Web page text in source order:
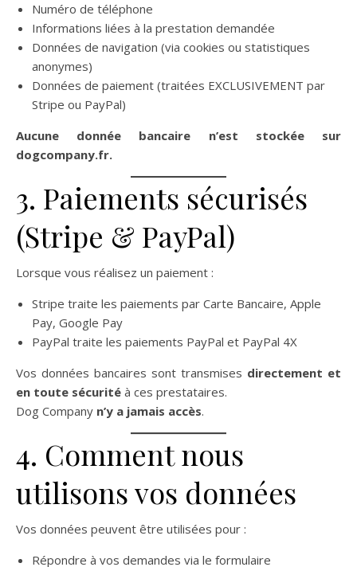
Numéro de téléphone
Informations liées à la prestation demandée
Données de navigation (via cookies ou statistiques
anonymes)
Données de paiement (traitées EXCLUSIVEMENT par
Stripe ou PayPal)
Aucune donnée bancaire n’est stockée sur
dogcompany.fr.
3. Paiements sécurisés
(Stripe & PayPal)
Lorsque vous réalisez un paiement :
Stripe traite les paiements par Carte Bancaire, Apple
Pay, Google Pay
PayPal traite les paiements PayPal et PayPal 4X
Vos données bancaires sont transmises directement et
en toute sécurité à ces prestataires.
Dog Company n’y a jamais accès.
4. Comment nous
utilisons vos données
Vos données peuvent être utilisées pour :
Répondre à vos demandes via le formulaire